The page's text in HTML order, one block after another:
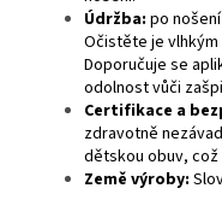
Údržba: po
Očistěte je
Doporučuje se
odolnost vůči
Certifikace a
zdravotně
dětskou obuv,
Země výroby: